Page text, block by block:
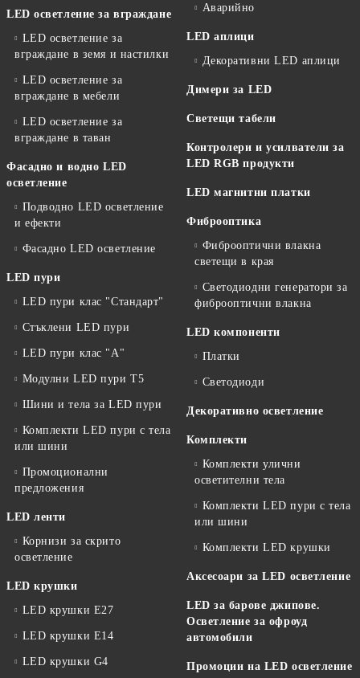
LED осветление за вграждане
LED осветление за
вграждане в земя и настилки
LED осветление за
вграждане в мебели
LED осветление за
вграждане в таван
Фасадно и водно LED
осветление
Подводно LED осветление
и ефекти
Фасадно LED осветление
LED пури
LED пури клас "Стандарт"
Стъклени LED пури
LED пури клас "А"
Модулни LED пури T5
Шини и тела за LED пури
Комплекти LED пури с тела
или шини
Промоционални
предложения
LED ленти
Корнизи за скрито
осветление
LED крушки
LED крушки E27
LED крушки E14
LED крушки G4
Аварийно
LED аплици
Декоративни LED аплици
Димери за LED
Светещи табели
Контролери и усилватели за
LED RGB продукти
LED магнитни платки
Фиброоптика
Фиброоптични влакна
светещи в края
Светодиодни генератори за
фиброоптични влакна
LED компоненти
Платки
Светодиоди
Декоративно осветление
Комплекти
Комплекти улични
осветителни тела
Комплекти LED пури с тела
или шини
Комплекти LED крушки
Аксесоари за LED осветление
LED за барове джипове.
Осветление за офроуд
автомобили
Промоции на LED осветление